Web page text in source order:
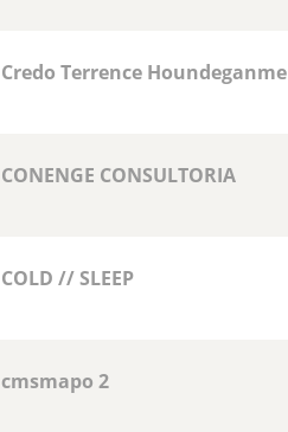
Credo Terrence Houndeganme
CONENGE CONSULTORIA
COLD // SLEEP
cmsmapo 2